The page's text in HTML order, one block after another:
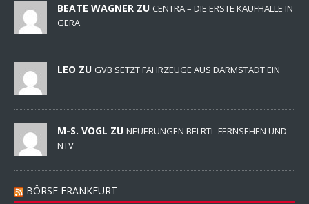
BEATE WAGNER ZU CENTRA – DIE ERSTE KAUFHALLE IN
GERA
LEO ZU GVB SETZT FAHRZEUGE AUS DARMSTADT EIN
M-S. VOGL ZU NEUERUNGEN BEI RTL-FERNSEHEN UND
NTV
BÖRSE FRANKFURT